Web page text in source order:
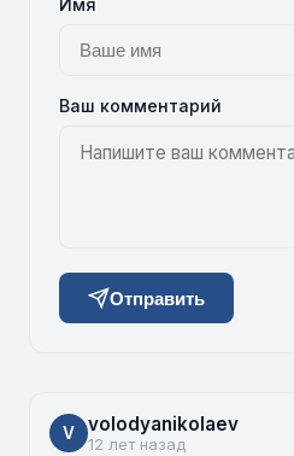
Имя
Ваш комментарий
Отправить
V volodyanikolaev
12 лет назад